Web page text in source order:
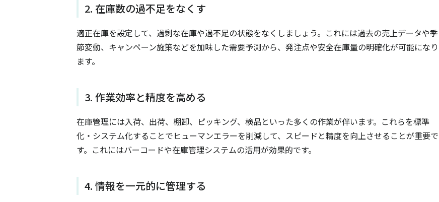
2. 在庫数の過不足をなくす
適正在庫を設定して、過剰な在庫や過不足の状態をなくしましょう。これには過去の売上データや季
節変動、キャンペーン施策などを加味した需要予測から、発注点や安全在庫量の明確化が可能になり
ます。
3. 作業効率と精度を高める
在庫管理には入荷、出荷、棚卸、ピッキング、検品といった多くの作業が伴います。これらを標準
化・システム化することでヒューマンエラーを削減して、スピードと精度を向上させることが重要で
す。これにはバーコードや在庫管理システムの活用が効果的です。
4. 情報を一元的に管理する